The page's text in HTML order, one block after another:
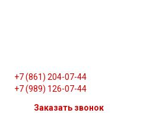
+7 (861) 204-07-44
+7 (989) 126-07-44
Заказать звонок